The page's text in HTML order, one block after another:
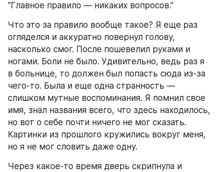
“Главное правило — никаких вопросов.”
Что это за правило вообще такое? Я еще раз
огляделся и аккуратно повернул голову,
насколько смог. После пошевелил руками и
ногами. Боли не было. Удивительно, ведь раз я
в больнице, то должен был попасть сюда из-за
чего-то. Была и еще одна странность —
слишком мутные воспоминания. Я помнил свое
имя, знал названия всего, что здесь находилось,
но вот о себе почти ничего не мог сказать.
Картинки из прошлого кружились вокруг меня,
но я не мог словить даже одну.
Через какое-то время дверь скрипнула и